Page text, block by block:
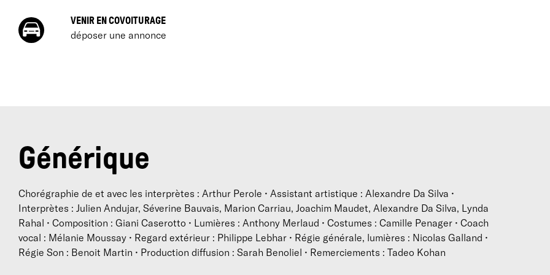
VENIR EN COVOITURAGE
déposer une annonce
Générique
Chorégraphie de et avec les interprètes : Arthur Perole • Assistant artistique : Alexandre Da Silva •
Interprètes : Julien Andujar, Séverine Bauvais, Marion Carriau, Joachim Maudet, Alexandre Da Silva, Lynda
Rahal • Composition : Giani Caserotto • Lumières : Anthony Merlaud • Costumes : Camille Penager • Coach
vocal : Mélanie Moussay • Regard extérieur : Philippe Lebhar • Régie générale, lumières : Nicolas Galland •
Régie Son : Benoit Martin • Production diffusion : Sarah Benoliel • Remerciements : Tadeo Kohan